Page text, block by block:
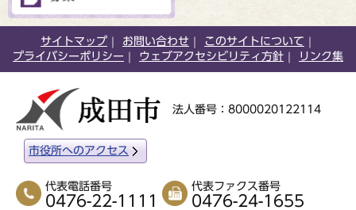
サイトマップ お問い合わせ
このサイトについて
プライバシーポリシー
ウェブアクセシビリティ方針 リンク集
法人番号：8000020122114
市役所へのアクセス
代表電話番号
0476-22-1111
代表ファクス番号
0476-24-1655